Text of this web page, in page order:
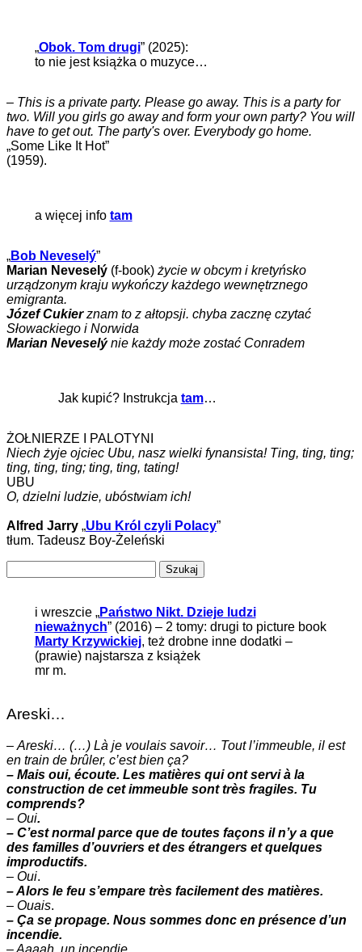
„Obok. Tom drugi” (2025):
to nie jest książka o muzyce…
– This is a private party. Please go away. This is a party for
two. Will you girls go away and form your own party? You will
have to get out. The party's over. Everybody go home.
„Some Like It Hot”
(1959).
a więcej info tam
„Bob Neveselý”
Marian Neveselý (f-book) życie w obcym i kretyńsko
urządzonym kraju wykończy każdego wewnętrznego
emigranta.
Józef Cukierznam to z ałtopsji. chyba zacznę czytać
Słowackiego i Norwida
Marian Neveselýnie każdy może zostać Conradem
Jak kupić? Instrukcja tam…
ŻOŁNIERZE I PALOTYNI
Niech żyje ojciec Ubu, nasz wielki fynansista! Ting, ting, ting;
ting, ting, ting; ting, ting, tating!
UBU
O, dzielni ludzie, ubóstwiam ich!
Alfred Jarry „Ubu Król czyli Polacy”
tłum. Tadeusz Boy-Żeleński
i wreszcie „Państwo Nikt. Dzieje ludzi
nieważnych” (2016) – 2 tomy: drugi to picture book
Marty Krzywickiej, też drobne inne dodatki –
(prawie) najstarsza z książek
mr m.
Areski…
– Areski… (…) Là je voulais savoir… Tout l’immeuble, il est
en train de brûler, c’est bien ça?
– Mais oui, écoute. Les matières qui ont servi à la
construction de cet immeuble sont très fragiles. Tu
comprends?
– Oui.
– C’est normal parce que de toutes façons il n’y a que
des familles d’ouvriers et des étrangers et quelques
improductifs.
– Oui.
– Alors le feu s’empare très facilement des matières.
– Ouais.
– Ça se propage. Nous sommes donc en présence d’un
incendie.
– Aaaah. un incendie.